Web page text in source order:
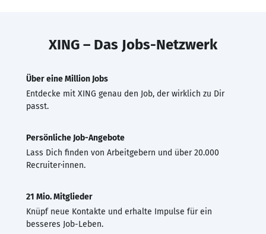
XING – Das Jobs-Netzwerk
Über eine Million Jobs
Entdecke mit XING genau den Job, der wirklich zu Dir
passt.
Persönliche Job-Angebote
Lass Dich finden von Arbeitgebern und über 20.000
Recruiter·innen.
21 Mio. Mitglieder
Knüpf neue Kontakte und erhalte Impulse für ein
besseres Job-Leben.